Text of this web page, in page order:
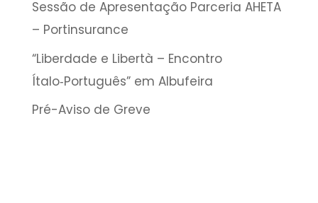
Sessão de Apresentação Parceria AHETA
– Portinsurance
“Liberdade e Libertà – Encontro
Ítalo‑Português” em Albufeira
Pré-Aviso de Greve